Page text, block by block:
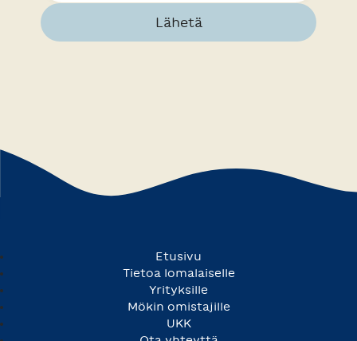
Lähetä
Etusivu
Tietoa lomalaiselle
Yrityksille
Mökin omistajille
UKK